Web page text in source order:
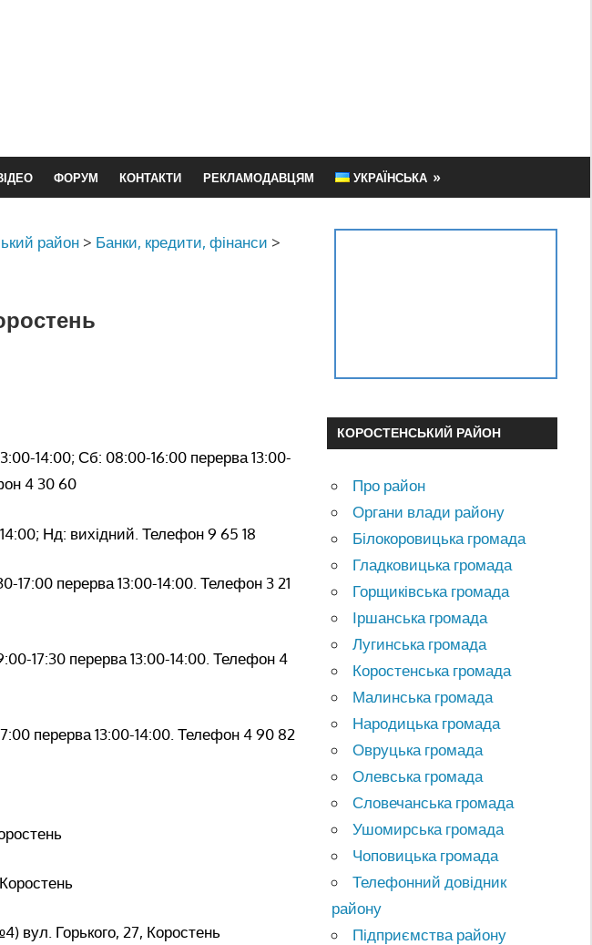
ФОРУМ КОНТАКТИ РЕКЛАМОДАВЦЯМ УКРАЇНСЬКА
район > Банки, кредити, фінанси >
14:00; Сб: 08:00-16:00 перерва 13:00-
4 30 60
Нд: вихідний. Телефон 9 65 18
17:00 перерва 13:00-14:00. Телефон 3 21
17:30 перерва 13:00-14:00. Телефон 4
перерва 13:00-14:00. Телефон 4 90 82
вул. Горького, 27, Коростень
КОРОСТЕНСЬКИЙ РАЙОН
Про район
Органи влади району
Білокоровицька громада
Гладковицька громада
Горщиківська громада
Іршанська громада
Лугинська громада
Коростенська громада
Малинська громада
Народицька громада
Овруцька громада
Олевська громада
Словечанська громада
Ушомирська громада
Чоповицька громада
Телефонний довідник
району
Підприємства району